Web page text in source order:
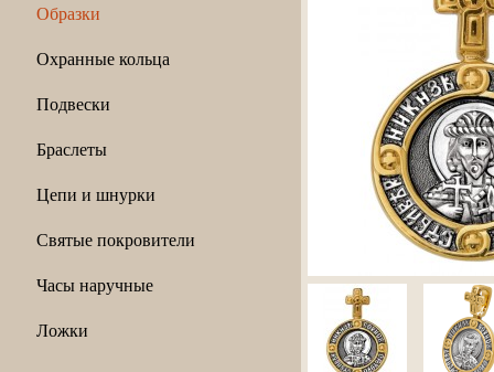
Образки
Охранные кольца
Подвески
Браслеты
Цепи и шнурки
Святые покровители
Часы наручные
Ложки